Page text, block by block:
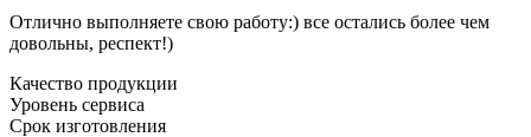
Отлично выполняете свою работу:) все остались более чем
довольны, респект!)
Качество продукции
Уровень сервиса
Срок изготовления